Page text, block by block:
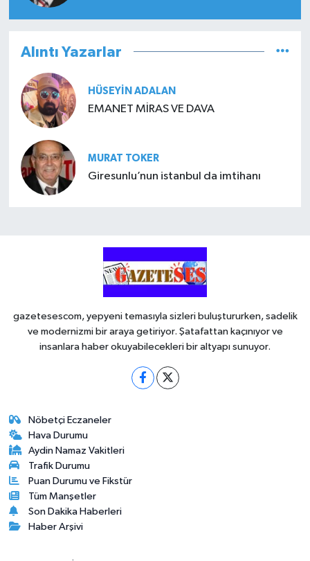
Alıntı Yazarlar
HÜSEYIN ADALAN
EMANET MİRAS VE DAVA
MURAT TOKER
Giresunlu’nun istanbul da imtihanı
gazetesescom, yepyeni temasıyla sizleri buluştururken, sadelik
ve modernizmi bir araya getiriyor. Şatafattan kaçınıyor ve
insanlara haber okuyabilecekleri bir altyapı sunuyor.
Nöbetçi Eczaneler
Hava Durumu
Aydin Namaz Vakitleri
Trafik Durumu
Puan Durumu ve Fikstür
Tüm Manşetler
Son Dakika Haberleri
Haber Arşivi